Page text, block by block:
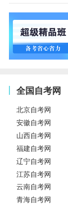
全国自考网
北京自考网
安徽自考网
山西自考网
福建自考网
辽宁自考网
江苏自考网
云南自考网
青海自考网